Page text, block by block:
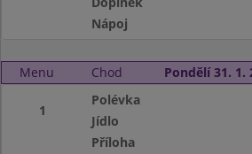
Nápoj
Menu Chod Pondělí 31. 1.
1
Polévka
Jídlo
Příloha